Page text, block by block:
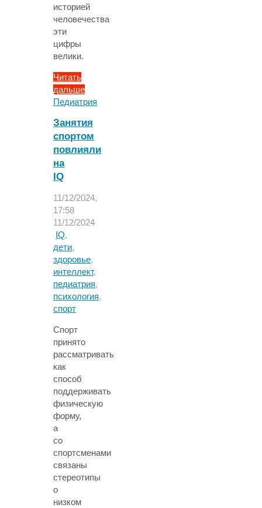
историей
человечества
эти
цифры
велики.
Читать
дальше
"Полярные
рассказали
о
том,
насколько
свинец
интеллект
римлян"
Педиатрия
Занятия
спортом
повлияли
на
IQ
11/12/2024,
17:58
11/12/2024
IQ,
дети,
здоровье,
интеллект,
педиатрия,
психология,
спорт
Спорт
принято
рассматривать
как
способ
поддерживать
физическую
форму,
а
со
спортсменами
связаны
стереотипы
о
низком